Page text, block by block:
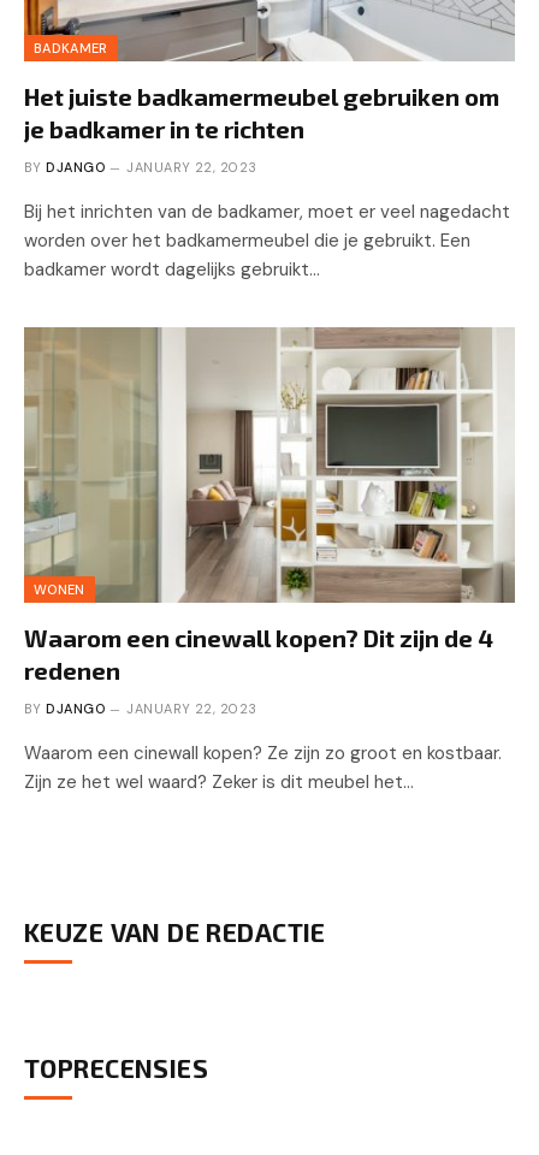
BADKAMER
Het juiste badkamermeubel gebruiken om
je badkamer in te richten
BY DJANGO JANUARY 22, 2023
Bij het inrichten van de badkamer, moet er veel nagedacht
worden over het badkamermeubel die je gebruikt. Een
badkamer wordt dagelijks gebruikt…
WONEN
Waarom een cinewall kopen? Dit zijn de 4
redenen
BY DJANGO JANUARY 22, 2023
Waarom een cinewall kopen? Ze zijn zo groot en kostbaar.
Zijn ze het wel waard? Zeker is dit meubel het…
KEUZE VAN DE REDACTIE
TOPRECENSIES